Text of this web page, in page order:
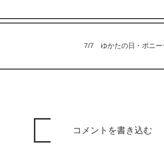
7/7 ゆかたの日・ポニー
コメントを書き込む